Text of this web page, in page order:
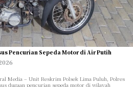
Pencurian Sepeda Motor di Air Putih
Media – Unit Reskrim Polsek Lima Puluh, Polres
dugaan pencurian sepeda motor di wilayah